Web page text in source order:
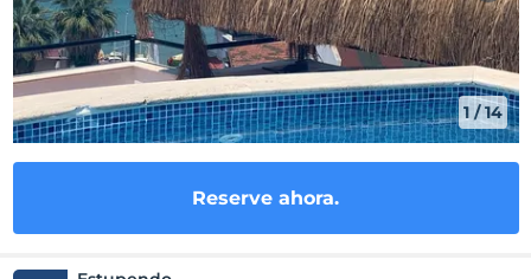
1 /14
Reserve ahora.